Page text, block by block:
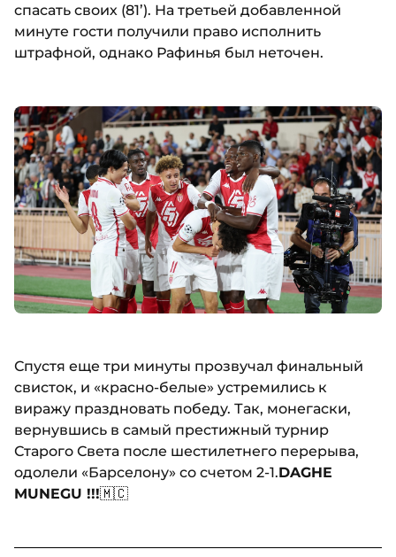
спасать своих (81’). На третьей добавленной
минуте гости получили право исполнить
штрафной, однако Рафинья был неточен.
Спустя еще три минуты прозвучал финальный
свисток, и «красно-белые» устремились к
виражу праздновать победу. Так, монегаски,
вернувшись в самый престижный турнир
Старого Света после шестилетнего перерыва,
одолели «Барселону» со счетом 2-1.DAGHE
MUNEGU !!!🇲🇨